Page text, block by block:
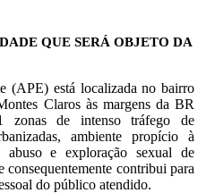
QUE SERÁ OBJETO DA
(APE) está localizada no bairro
Claros às margens da BR
zonas de intenso tráfego de
ambiente propício à
abuso e exploração sexual de
consequentemente contribui para
do público atendido.